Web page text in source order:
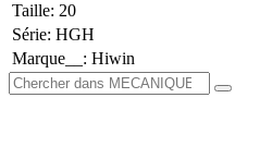
Taille: 20
Série: HGH
Marque__ : Hiwin